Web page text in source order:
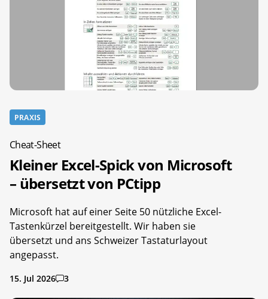
PRAXIS
Cheat-Sheet
Kleiner Excel-Spick von Microsoft
– übersetzt von PCtipp
Microsoft hat auf einer Seite 50 nützliche Excel-
Tastenkürzel bereitgestellt. Wir haben sie
übersetzt und ans Schweizer Tastaturlayout
angepasst.
15. Jul 2026 3